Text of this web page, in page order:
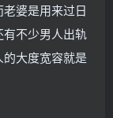
婆是用来过日
不少男人出轨
大度宽容就是